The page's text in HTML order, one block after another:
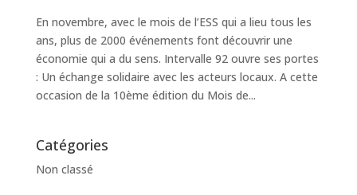
En novembre, avec le mois de l’ESS qui a lieu tous les
ans, plus de 2000 événements font découvrir une
économie qui a du sens. Intervalle 92 ouvre ses portes
: Un échange solidaire avec les acteurs locaux. A cette
occasion de la 10ème édition du Mois de...
Catégories
Non classé